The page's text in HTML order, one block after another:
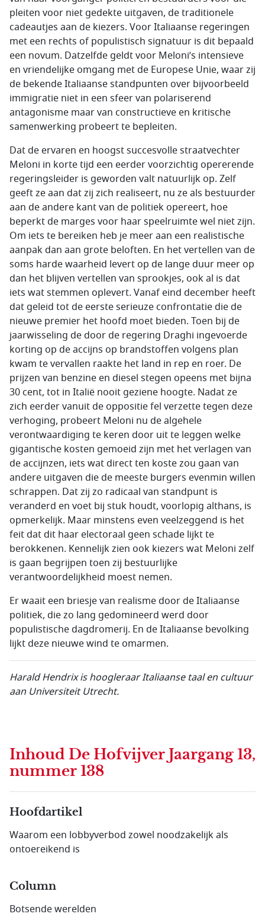
pleiten voor niet gedekte uitgaven, de traditionele
cadeautjes aan de kiezers. Voor Italiaanse regeringen
met een rechts of populistisch signatuur is dit bepaald
een novum. Datzelfde geldt voor Meloni’s intensieve
en vriendelijke omgang met de Europese Unie, waar zij
de bekende Italiaanse standpunten over bijvoorbeeld
immigratie niet in een sfeer van polariserend
antagonisme maar van constructieve en kritische
samenwerking probeert te bepleiten.
Dat de ervaren en hoogst succesvolle straatvechter
Meloni in korte tijd een eerder voorzichtig opererende
regeringsleider is geworden valt natuurlijk op. Zelf
geeft ze aan dat zij zich realiseert, nu ze als bestuurder
aan de andere kant van de politiek opereert, hoe
beperkt de marges voor haar speelruimte wel niet zijn.
Om iets te bereiken heb je meer aan een realistische
aanpak dan aan grote beloften. En het vertellen van de
soms harde waarheid levert op de lange duur meer op
dan het blijven vertellen van sprookjes, ook al is dat
iets wat stemmen oplevert. Vanaf eind december heeft
dat geleid tot de eerste serieuze confrontatie die de
nieuwe premier het hoofd moet bieden. Toen bij de
jaarwisseling de door de regering Draghi ingevoerde
korting op de accijns op brandstoffen volgens plan
kwam te vervallen raakte het land in rep en roer. De
prijzen van benzine en diesel stegen opeens met bijna
30 cent, tot in Italië nooit geziene hoogte. Nadat ze
zich eerder vanuit de oppositie fel verzette tegen deze
verhoging, probeert Meloni nu de algehele
verontwaardiging te keren door uit te leggen welke
gigantische kosten gemoeid zijn met het verlagen van
de accijnzen, iets wat direct ten koste zou gaan van
andere uitgaven die de meeste burgers evenmin willen
schrappen. Dat zij zo radicaal van standpunt is
veranderd en voet bij stuk houdt, voorlopig althans, is
opmerkelijk. Maar minstens even veelzeggend is het
feit dat dit haar electoraal geen schade lijkt te
berokkenen. Kennelijk zien ook kiezers wat Meloni zelf
is gaan begrijpen toen zij bestuurlijke
verantwoordelijkheid moest nemen.
Er waait een briesje van realisme door de Italiaanse
politiek, die zo lang gedomineerd werd door
populistische dagdromerij. En de Italiaanse bevolking
lijkt deze nieuwe wind te omarmen.
Harald Hendrix is hoogleraar Italiaanse taal en cultuur
aan Universiteit Utrecht.
Inhoud De Hofvijver Jaargang 13,
nummer 138
Hoofdartikel
Waarom een lobbyverbod zowel noodzakelijk als
ontoereikend is
Column
Botsende werelden